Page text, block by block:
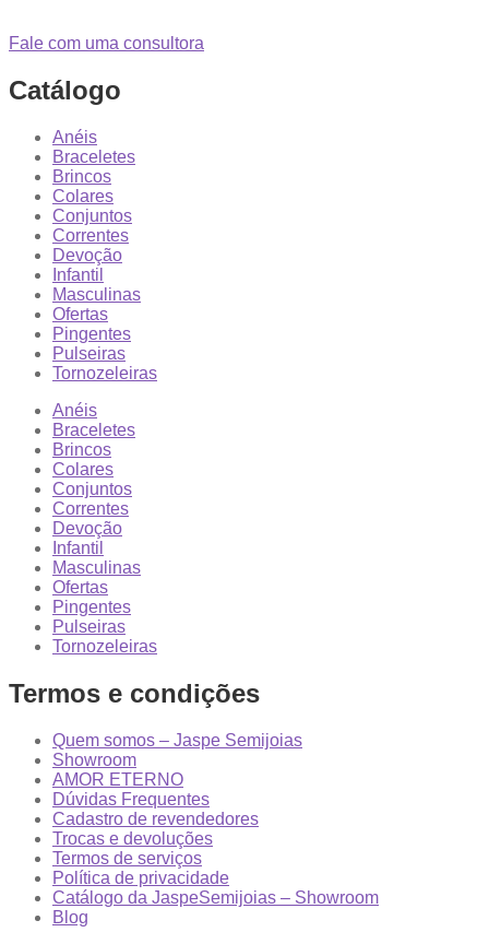
Fale com uma consultora
Catálogo
Anéis
Braceletes
Brincos
Colares
Conjuntos
Correntes
Devoção
Infantil
Masculinas
Ofertas
Pingentes
Pulseiras
Tornozeleiras
Anéis
Braceletes
Brincos
Colares
Conjuntos
Correntes
Devoção
Infantil
Masculinas
Ofertas
Pingentes
Pulseiras
Tornozeleiras
Termos e condições
Quem somos – Jaspe Semijoias
Showroom
AMOR ETERNO
Dúvidas Frequentes
Cadastro de revendedores
Trocas e devoluções
Termos de serviços
Política de privacidade
Catálogo da JaspeSemijoias – Showroom
Blog